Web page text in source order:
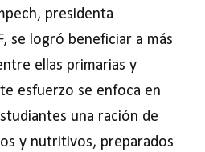
presidenta
se logró beneficiar a más
ellas primarias y
esfuerzo se enfoca en
una ración de
y nutritivos, preparados